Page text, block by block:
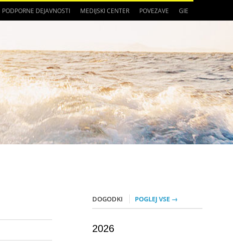
PODPORNE DEJAVNOSTI MEDIJSKI CENTER POVEZAVE GIE
DOGODKI POGLEJ VSE →
2026